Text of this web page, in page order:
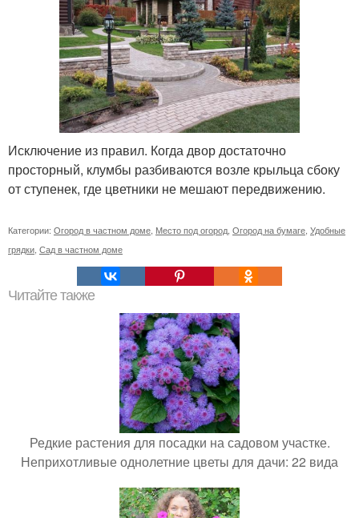
Исключение из правил. Когда двор достаточно
просторный, клумбы разбиваются возле крыльца сбоку
от ступенек, где цветники не мешают передвижению.
Категории: Огород в частном доме Место под огород Огород на бумаге Удобные
грядки Сад в частном доме
Читайте также
Редкие растения для посадки на садовом участке.
Неприхотливые однолетние цветы для дачи: 22 вида